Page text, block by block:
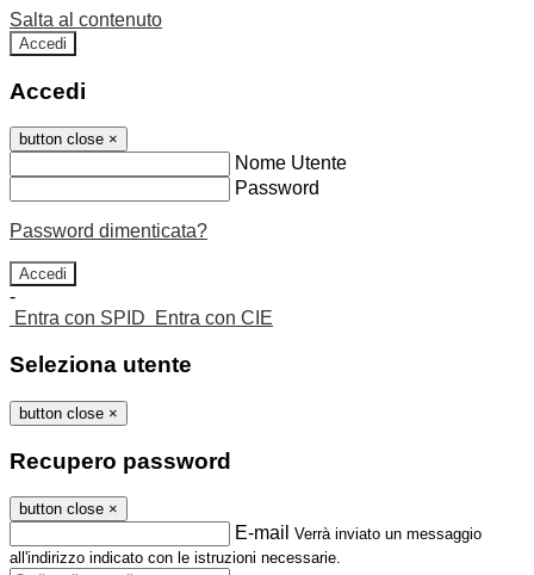
Salta al contenuto
Accedi
Accedi
button close ×
Nome Utente
Password
Password dimenticata?
-
Entra con SPID
Entra con CIE
Seleziona utente
button close ×
Recupero password
button close ×
E-mail Verrà inviato un messaggio
all'indirizzo indicato con le istruzioni necessarie.